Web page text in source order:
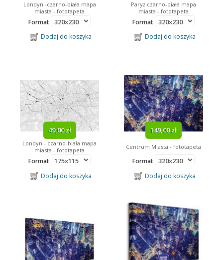
Londyn -czarno-biała mapa
miasta - fototapeta
Format
Dodaj do koszyka
Paryż czarno-biała mapa
miasta - fototapeta
Format
Dodaj do koszyka
49,00 zł
Londyn - czarno-biała mapa
miasta - fototapeta
Format
Dodaj do koszyka
149,00 zł
Centrum Miasta - fototapeta
Format
Dodaj do koszyka